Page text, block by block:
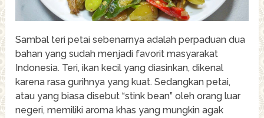
Sambal teri petai sebenarnya adalah perpaduan dua
bahan yang sudah menjadi favorit masyarakat
Indonesia. Teri, ikan kecil yang diasinkan, dikenal
karena rasa gurihnya yang kuat. Sedangkan petai,
atau yang biasa disebut “stink bean” oleh orang luar
negeri, memiliki aroma khas yang mungkin agak